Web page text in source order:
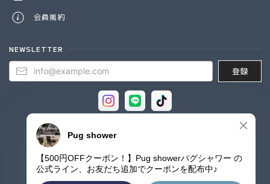
会員規約
NEWSLETTER
登録
© Pug shower - パグシャワー パグ雑貨専門店